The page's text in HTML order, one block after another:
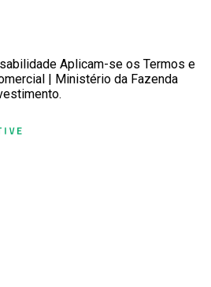
Aplicam-se os Termos e
| Ministério da Fazenda